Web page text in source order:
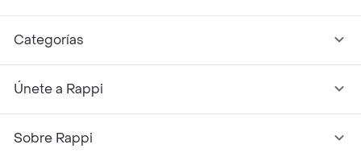
Categorías
Únete a Rappi
Sobre Rappi